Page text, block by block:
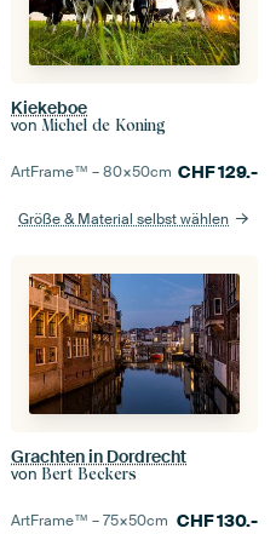
Kiekeboe
von Michel de Koning
ArtFrame™ –80×50cm CHF129.-
Größe & Material selbst wählen
Grachten in Dordrecht
von Bert Beckers
ArtFrame™ –75×50cm CHF130.-